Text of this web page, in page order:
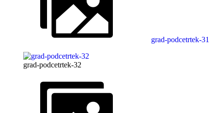
grad-podcetrtek-31
grad-podcetrtek-32